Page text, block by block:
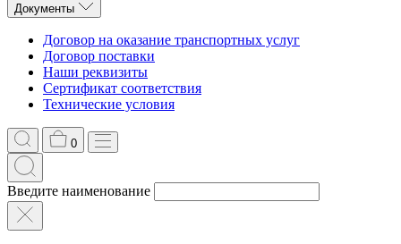
Документы
Договор на оказание транспортных услуг
Договор поставки
Наши реквизиты
Сертификат соответствия
Технические условия
0
Введите наименование